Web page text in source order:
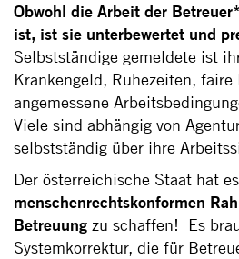
Obwohl die Arbeit der
ist, ist sie unterbewertet und
Selbstständige gemeldete ist
Krankengeld, Ruhezeiten, faire
angemessene
Viele sind abhängig von
selbstständig über ihre
Der österreichische Staat hat
menschenrechtskonformen
Betreuung zu schaffen! Es
Systemkorrektur, die für